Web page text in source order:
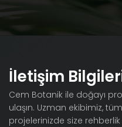
İletişim
Cem Botanik ile doğayı
ulaşın. Uzman ekibimiz,
projelerinizde size